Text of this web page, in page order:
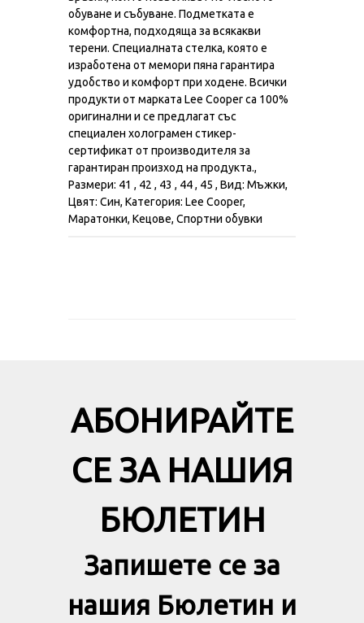
обуване и събуване. Подметката е
комфортна, подходяща за всякакви
терени. Специалната стелка, която е
изработена от мемори пяна гарантира
удобство и комфорт при ходене. Всички
продукти от марката Lee Cooper са 100%
оригинални и се предлагат със
специален холограмен стикер-
сертификат от производителя за
гарантиран произход на продукта.,
Размери: 41 , 42 , 43 , 44 , 45 , Вид: Мъжки,
Цвят: Син, Категория: Lee Cooper,
Маратонки, Кецове, Спортни обувки
АБОНИРАЙТЕ
СЕ ЗА НАШИЯ
БЮЛЕТИН
Запишете се за
нашия Бюлетин и